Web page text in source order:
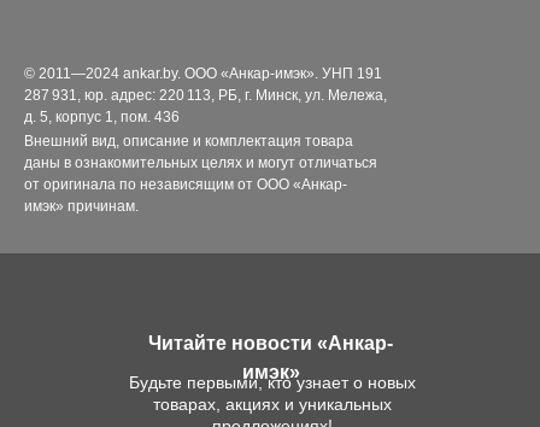
Читайте новости «Анкар-
имэк»
Будьте первыми, кто узнает о новых
товарах, акциях и уникальных
© 2011—2024 ankar.by. ООО «Анкар-имэк». УНП 191
287 931, юр. адрес: 220 113, РБ, г. Минск, ул. Мележа,
д. 5, корпус 1, пом. 436
Внешний вид, описание и комплектация товара
даны в ознакомительных целях и могут отличаться
от оригинала по независящим от ООО «Анкар-
имэк» причинам.